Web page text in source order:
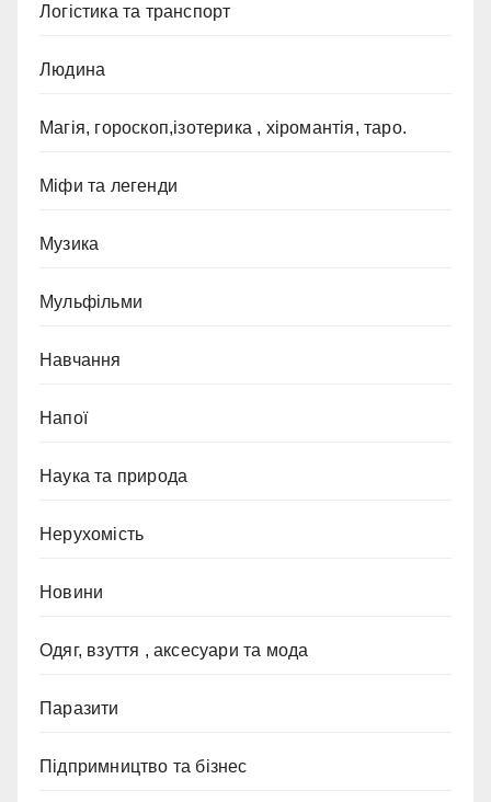
Логістика та транспорт
Людина
Магія, гороскоп,ізотерика , хіромантія, таро.
Міфи та легенди
Музика
Мульфільми
Навчання
Напої
Наука та природа
Нерухомість
Новини
Одяг, взуття , аксесуари та мода
Паразити
Підпримництво та бізнес